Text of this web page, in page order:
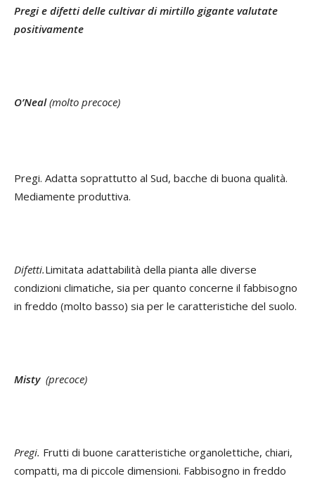
Pregi e difetti delle cultivar di mirtillo gigante valutate
positivamente
O’Neal(molto precoce)
Pregi. Adatta soprattutto al Sud, bacche di buona qualità.
Mediamente produttiva.
Difetti.Limitata adattabilità della pianta alle diverse
condizioni climatiche, sia per quanto concerne il fabbisogno
in freddo (molto basso) sia per le caratteristiche del suolo.
Misty (precoce)
Pregi. Frutti di buone caratteristiche organolettiche, chiari,
compatti, ma di piccole dimensioni. Fabbisogno in freddo